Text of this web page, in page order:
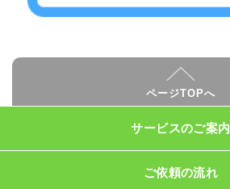
ページTOPへ
サービスのご案内
ご依頼の流れ